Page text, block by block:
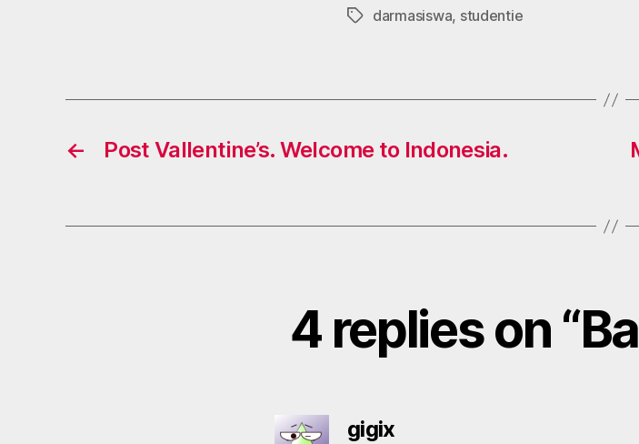
Tagsdarmasiswa, studentie
← Post Vallentine’s. Welcome to Indonesia.
4 replies on
gigixsays: